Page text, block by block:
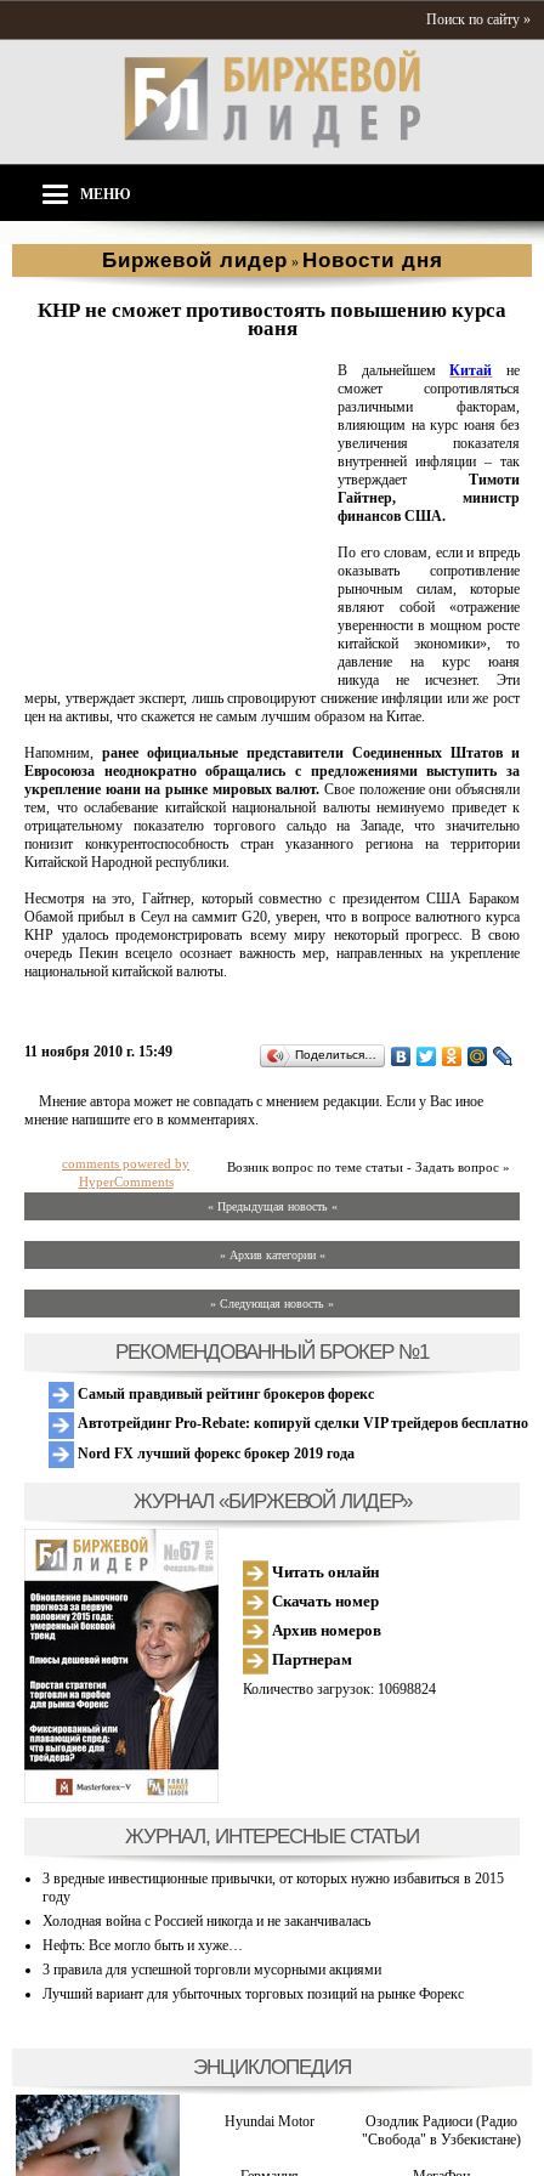
Поиск по сайту »
МЕНЮ
Биржевой лидер » Новости дня
КНР не сможет противостоять повышению курса
юаня
В дальнейшемКитай не
сможет сопротивляться
различными факторам,
влияющим на курс юаня без
увеличения показателя
внутренней инфляции – так
утверждает Тимоти
Гайтнер, министр
финансов США.
По его словам, если и впредь
оказывать сопротивление
рыночным силам, которые
являют собой «отражение
уверенности в мощном росте
китайской экономики», то
давление на курс юаня
никуда не исчезнет. Эти
меры, утверждает эксперт, лишь спровоцируют снижение инфляции или же рост
цен на активы, что скажется не самым лучшим образом на Китае.
Напомним, ранее официальные представители Соединенных Штатов и
Евросоюза неоднократно обращались с предложениями выступить за
укрепление юани на рынке мировых валют. Свое положение они объясняли
тем, что ослабевание китайской национальной валюты неминуемо приведет к
отрицательному показателю торгового сальдо на Западе, что значительно
понизит конкурентоспособность стран указанного региона на территории
Китайской Народной республики.
Несмотря на это, Гайтнер, который совместно с президентом США Бараком
Обамой прибыл в Сеул на саммит G20, уверен, что в вопросе валютного курса
КНР удалось продемонстрировать всему миру некоторый прогресс. В свою
очередь Пекин всецело осознает важность мер, направленных на укрепление
национальной китайской валюты.
11 ноября 2010 г. 15:49 Поделиться…
Мнение автора может не совпадать с мнением редакции. Если у Вас иное
мнение напишите его в комментариях.
Возник вопрос по теме статьи - Задать вопрос »
comments powered by
HyperComments
« Предыдущая новость «
» Архив категории «
» Следующая новость »
РЕКОМЕНДОВАННЫЙ БРОКЕР №1
Самый правдивый рейтинг брокеров форекс
Автотрейдинг Pro-Rebate: копируй сделки VIP трейдеров бесплатно
Nord FX лучший форекс брокер 2019 года
ЖУРНАЛ «БИРЖЕВОЙ ЛИДЕР»
Читать онлайн
Скачать номер
Архив номеров
Партнерам
Количество загрузок: 10698824
ЖУРНАЛ, ИНТЕРЕСНЫЕ СТАТЬИ
3 вредные инвестиционные привычки, от которых нужно избавиться в 2015
году
Холодная война с Россией никогда и не заканчивалась
Нефть: Все могло быть и хуже…
3 правила для успешной торговли мусорными акциями
Лучший вариант для убыточных торговых позиций на рынке Форекс
ЭНЦИКЛОПЕДИЯ
Hyundai Motor
Озодлик Радиоси (Радио
"Свобода" в Узбекистане)